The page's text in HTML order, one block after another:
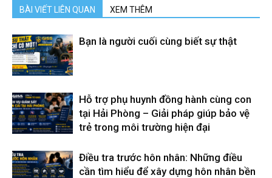
BÀI VIẾT LIÊN QUAN XEM THÊM
Bạn là người cuối cùng biết sự thật
Hỗ trợ phụ huynh đồng hành cùng con
tại Hải Phòng – Giải pháp giúp bảo vệ
trẻ trong môi trường hiện đại
Điều tra trước hôn nhân: Những điều
cần tìm hiểu để xây dựng hôn nhân bền